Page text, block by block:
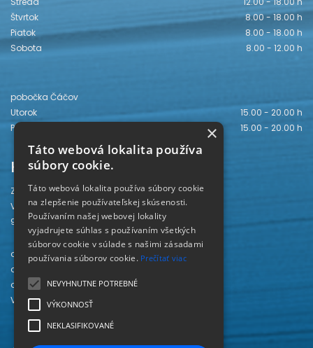
Štvrtok
8.00 - 18.00 h
Piatok
8.00 - 18.00 h
Sobota
8.00 - 12.00 h
pobočka Čáčov
Utorok
15.00 - 20.00 h
Piatok
15.00 - 20.00 h
Kontakt
Záhorská knižnica
Vajanského 28
905 01 Senica
odd. beletrie 034/654 3780
odd. odbornej literatúry 034/651 2710
odd. pre deti a mládež 034/654 6519
Viac kontaktov nájdete
×
Táto webová lokalita používa
súbory cookie.
Táto webová lokalita používa súbory cookie
na zlepšenie používateľskej skúsenosti.
Používaním našej webovej lokality
vyjadrujete súhlas s používaním všetkých
súborov cookie v súlade s našimi zásadami
používania súborov cookie. Prečítať viac
NEVYHNUTNE POTREBNÉ
VÝKONNOSŤ
NEKLASIFIKOVANÉ